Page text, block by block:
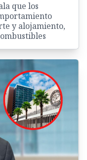
que los
y alojamiento,